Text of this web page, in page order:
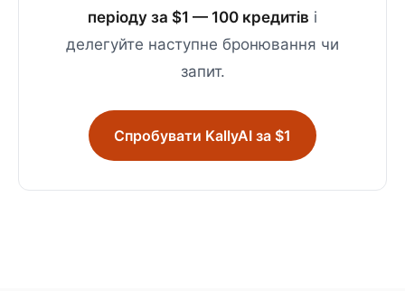
періоду за $1 — 100 кредитів і
делегуйте наступне бронювання чи
запит.
Спробувати KallyAI за $1